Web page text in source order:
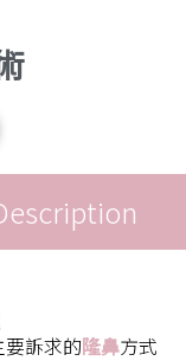
訴求的隆鼻方式